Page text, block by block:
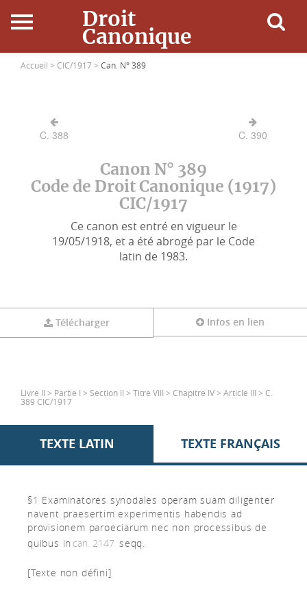
Droit
Canonique
Accueil
Ressources
Accueil > CIC/1917 > Can. N° 389
C. 388 C. 390
Canon N° 389
Code de Droit Canonique (1917)
CIC/1917
Ce canon est entré en vigueur le
19/05/1918, et a été abrogé par le Code
latin de 1983.
Télécharger Infos en lien
Livre II > Partie I > Section II > Titre VIII > Chapitre IV > Article III > C.
389 CIC/1917
TEXTE LATIN TEXTE FRANÇAIS
§1 Examinatores synodales operam suam diligenter
navent praesertim experimentis habendis ad
provisionem paroeciarum nec non processibus de
quibus in can. 2147 seqq.
[Texte non défini]